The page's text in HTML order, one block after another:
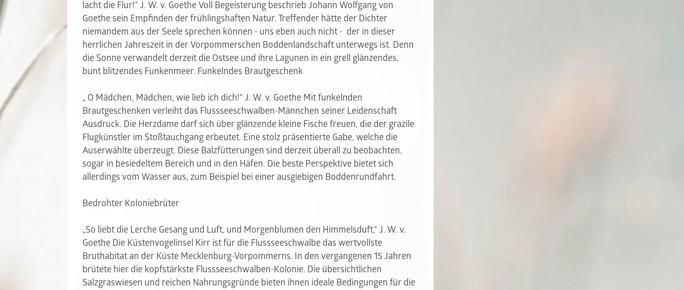
lacht die Flur!“ J. W. v. Goethe Voll Begeisterung beschrieb Johann Wolfgang von
Goethe sein Empfinden der frühlingshaften Natur. Treffender hätte der Dichter
niemandem aus der Seele sprechen können - uns eben auch nicht - der in dieser
herrlichen Jahreszeit in der Vorpommerschen Boddenlandschaft unterwegs ist. Denn
die Sonne verwandelt derzeit die Ostsee und ihre Lagunen in ein grell glänzendes,
bunt blitzendes Funkenmeer. Funkelndes Brautgeschenk
„ O Mädchen, Mädchen, wie lieb ich dich!“ J. W. v. Goethe Mit funkelnden
Brautgeschenken verleiht das Flussseeschwalben-Männchen seiner Leidenschaft
Ausdruck. Die Herzdame darf sich über glänzende kleine Fische freuen, die der grazile
Flugkünstler im Stoßtauchgang erbeutet. Eine stolz präsentierte Gabe, welche die
Auserwählte überzeugt. Diese Balzfütterungen sind derzeit überall zu beobachten,
sogar in besiedeltem Bereich und in den Häfen. Die beste Perspektive bietet sich
allerdings vom Wasser aus, zum Beispiel bei einer ausgiebigen Boddenrundfahrt.
Bedrohter Koloniebrüter
„So liebt die Lerche Gesang und Luft, und Morgenblumen den Himmelsduft,“ J. W. v.
Goethe Die Küstenvogelinsel Kirr ist für die Flussseeschwalbe das wertvollste
Bruthabitat an der Küste Mecklenburg-Vorpommerns. In den vergangenen 15 Jahren
brütete hier die kopfstärkste Flussseeschwalben-Kolonie. Die übersichtlichen
Salzgraswiesen und reichen Nahrungsgründe bieten ihnen ideale Bedingungen für die